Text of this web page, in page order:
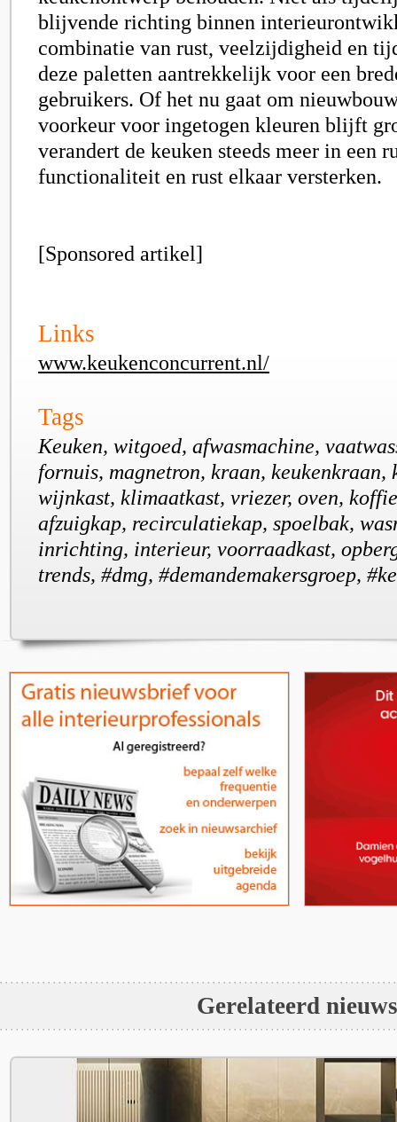
blijvende richting binnen
combinatie van rust, veelzijdigheid en
deze paletten aantrekkelijk voor een
gebruikers. Of het nu gaat om
voorkeur voor ingetogen kleuren blijft
verandert de keuken steeds meer in een
functionaliteit en rust elkaar versterken.
[Sponsored artikel]
Links
www.keukenconcurrent.nl/
Tags
Keuken, witgoed, afwasmachine,
fornuis, magnetron, kraan, keukenkraan,
wijnkast, klimaatkast, vriezer, oven,
afzuigkap, recirculatiekap, spoelbak,
inrichting, interieur, voorraadkast,
trends, #dmg, #demandemakersgroep,
Gerelateerd nieuws